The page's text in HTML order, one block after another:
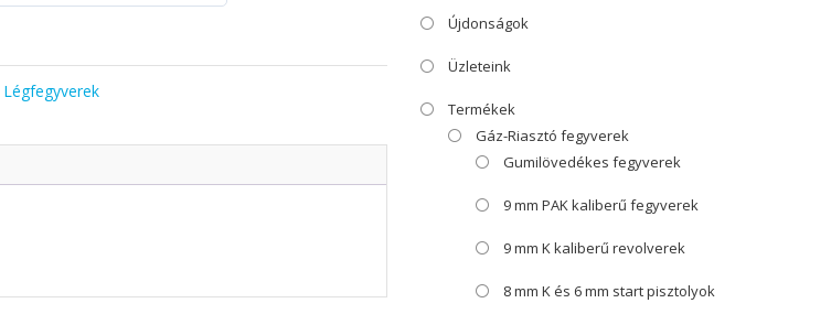
Légfegyverek
Újdonságok
Üzleteink
Termékek
Gáz-Riasztó fegyverek
Gumilövedékes fegyverek
9 mm PAK kaliberű fegyverek
9 mm K kaliberű revolverek
8 mm K és 6 mm start pisztolyok